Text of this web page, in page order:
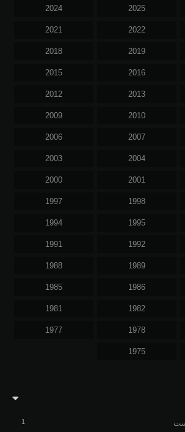
2025
2024
2022
2021
2019
2018
2016
2015
2013
2012
2010
2009
2007
2006
2004
2003
2001
2000
1998
1997
1995
1994
1992
1991
1989
1988
1986
1985
1982
1981
1978
1977
1975
1